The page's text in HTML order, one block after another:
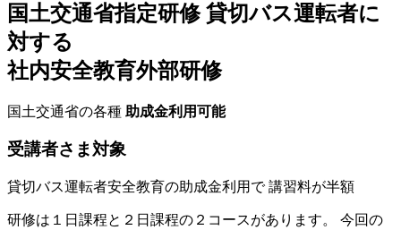
国土交通省指定研修貸切バス運転者に
対する
社内安全教育外部研修
国土交通省の各種 助成金利用可能
受講者さま対象
貸切バス運転者安全教育の助成金利用で講習料が半額
研修は１日課程と２日課程の２コースがあります。 今回の